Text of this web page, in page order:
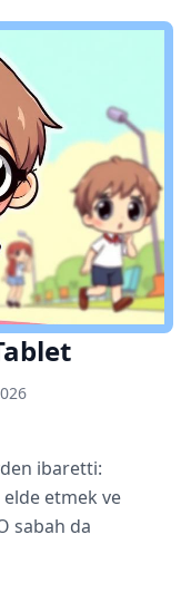
ibaretti:
etmek ve
sabah da